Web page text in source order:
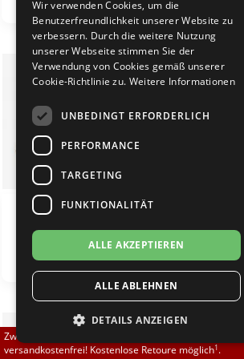
Brautschuhe
Sneaker
Übergrößen 43-44
Flexerinas
Merlet
Nueva Epoca
RayRose
Rummos
Rumpf
TopTanz
[inkl. 19% MwSt zzgl.Versand [inkl.
Top Tanz Madonna 3857
139,90 EUR
[inkl. 19% MwSt zzgl. ] [inkl.
Zwischen 70,00 EUR und 800,00 EUR liefern wir
versandkostenfrei! Kostenlose Retoure möglich1.
Wir verwenden Cookies, um die
Benutzerfreundlichkeit unserer Website zu
verbessern. Durch die weitere Nutzung
unserer Webseite stimmen Sie der
Verwendung von Cookies gemäß unserer
Cookie-Richtlinie zu. Weitere Informationen
UNBEDINGT ERFORDERLICH
PERFORMANCE
TARGETING
FUNKTIONALITÄT
ALLE AKZEPTIEREN
ALLE ABLEHNEN
DETAILS ANZEIGEN